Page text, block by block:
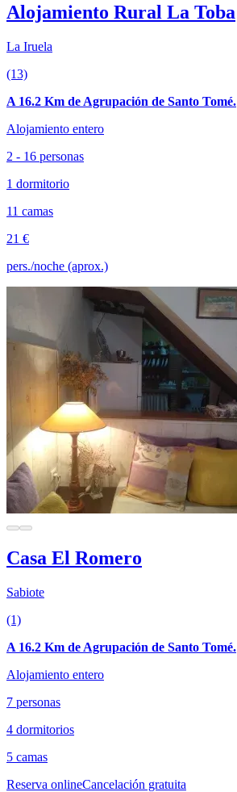
Alojamiento Rural La Toba
La Iruela
(13)
A 16.2 Km de Agrupación de Santo Tomé.
Alojamiento entero
2 - 16 personas
1 dormitorio
11 camas
21 €
pers./noche (aprox.)
Casa El Romero
Sabiote
(1)
A 16.2 Km de Agrupación de Santo Tomé.
Alojamiento entero
7 personas
4 dormitorios
5 camas
Reserva onlineCancelación gratuita